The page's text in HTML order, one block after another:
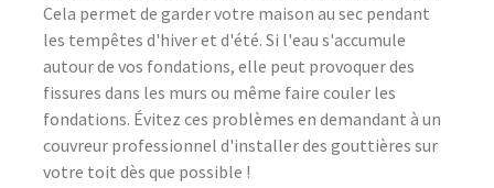
Cela permet de garder votre maison au sec pendant
les tempêtes d'hiver et d'été. Si l'eau s'accumule
autour de vos fondations, elle peut provoquer des
fissures dans les murs ou même faire couler les
fondations. Évitez ces problèmes en demandant à un
couvreur professionnel d'installer des gouttières sur
votre toit dès que possible !